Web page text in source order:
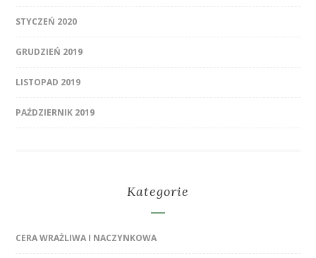
STYCZEŃ 2020
GRUDZIEŃ 2019
LISTOPAD 2019
PAŹDZIERNIK 2019
Kategorie
CERA WRAŻLIWA I NACZYNKOWA